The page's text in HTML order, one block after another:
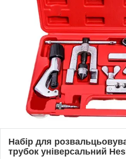
Набір для
трубок універсальний